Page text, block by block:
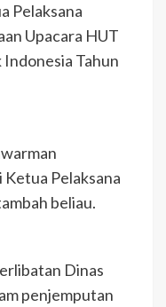
Pelaksana
Upacara HUT
Tahun
Ketua Pelaksana
beliau.
Dinas
penjemputan